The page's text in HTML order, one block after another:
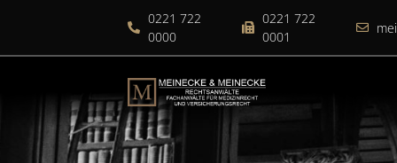
0221 722
0000
0221 722
0001